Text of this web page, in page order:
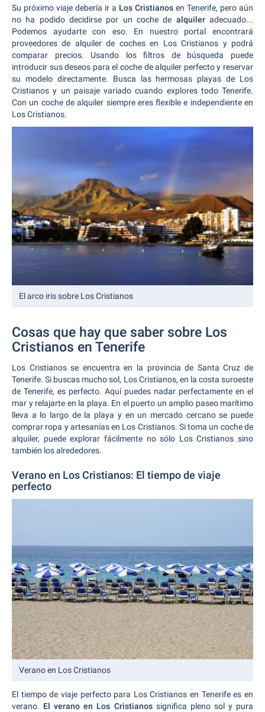
Su próximo viaje debería ir a Los Cristianos en Tenerife, pero aún
no ha podido decidirse por un coche de alquileradecuado...
Podemos ayudarte con eso. En nuestro portal encontrará
proveedores de alquiler de coches en Los Cristianos y podrá
comparar precios. Usando los filtros de búsqueda puede
introducir sus deseos para el coche de alquiler perfecto y reservar
su modelo directamente. Busca las hermosas playas de Los
Cristianos y un paisaje variado cuando explores todo Tenerife.
Con un coche de alquiler siempre eres flexible e independiente en
Los Cristianos.
El arco iris sobre Los Cristianos
Cosas que hay que saber sobre Los
Cristianos en Tenerife
Los Cristianos se encuentra en la provincia de Santa Cruz de
Tenerife. Si buscas mucho sol, Los Cristianos, en la costa suroeste
de Tenerife, es perfecto. Aquí puedes nadar perfectamente en el
mar y relajarte en la playa. En el puerto un amplio paseo marítimo
lleva a lo largo de la playa y en un mercado cercano se puede
comprar ropa y artesanías en Los Cristianos. Si toma un coche de
alquiler, puede explorar fácilmente no sólo Los Cristianos sino
también los alrededores.
Verano en Los Cristianos: El tiempo de viaje
perfecto
Verano en Los Cristianos
El tiempo de viaje perfecto para Los Cristianos en Tenerife es en
verano. El verano en Los Cristianossignifica pleno sol y pura